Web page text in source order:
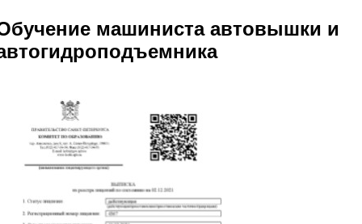
машиниста автовышки и